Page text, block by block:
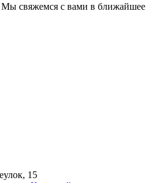
Мы свяжемся с вами в ближайшее
15